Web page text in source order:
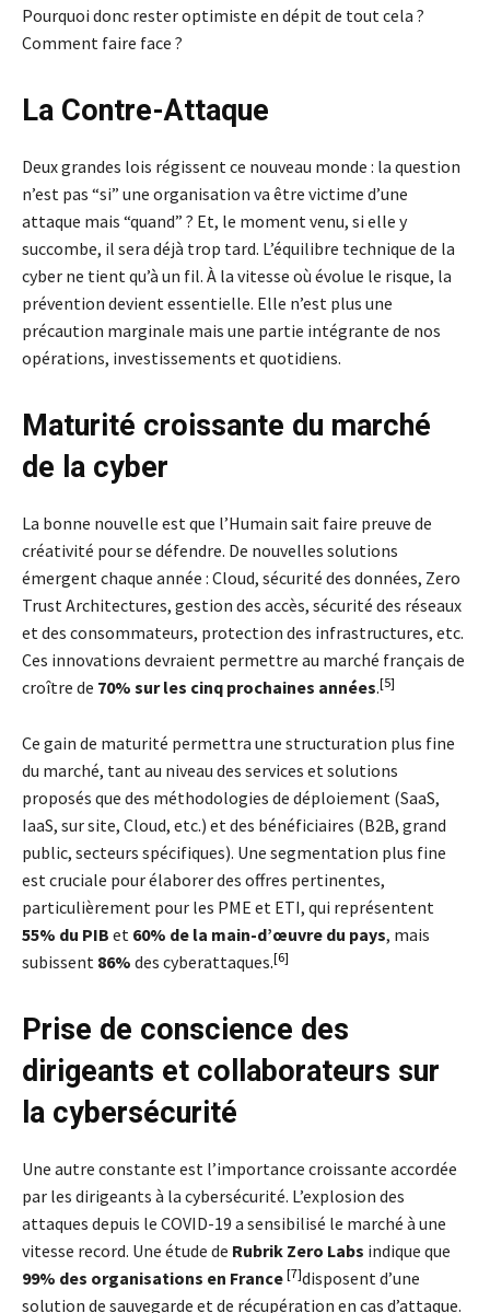
Pourquoi donc rester optimiste en dépit de tout cela ?
Comment faire face ?
La Contre-Attaque
Deux grandes lois régissent ce nouveau monde : la question
n’est pas “si” une organisation va être victime d’une
attaque mais “quand” ? Et, le moment venu, si elle y
succombe, il sera déjà trop tard. L’équilibre technique de la
cyber ne tient qu’à un fil. À la vitesse où évolue le risque, la
prévention devient essentielle. Elle n’est plus une
précaution marginale mais une partie intégrante de nos
opérations, investissements et quotidiens.
Maturité croissante du marché
de la cyber
La bonne nouvelle est que l’Humain sait faire preuve de
créativité pour se défendre. De nouvelles solutions
émergent chaque année : Cloud, sécurité des données, Zero
Trust Architectures, gestion des accès, sécurité des réseaux
et des consommateurs, protection des infrastructures, etc.
Ces innovations devraient permettre au marché français de
croître de 70% sur les cinq prochaines années.[5]
Ce gain de maturité permettra une structuration plus fine
du marché, tant au niveau des services et solutions
proposés que des méthodologies de déploiement (SaaS,
IaaS, sur site, Cloud, etc.) et des bénéficiaires (B2B, grand
public, secteurs spécifiques). Une segmentation plus fine
est cruciale pour élaborer des offres pertinentes,
particulièrement pour les PME et ETI, qui représentent
55% du PIB et 60% de la main-d’œuvre du pays, mais
subissent 86% des cyberattaques.[6]
Prise de conscience des
dirigeants et collaborateurs sur
la cybersécurité
Une autre constante est l’importance croissante accordée
par les dirigeants à la cybersécurité. L’explosion des
attaques depuis le COVID-19 a sensibilisé le marché à une
vitesse record. Une étude de Rubrik Zero Labs indique que
99% des organisations en France [7]disposent d’une
solution de sauvegarde et de récupération en cas d’attaque.